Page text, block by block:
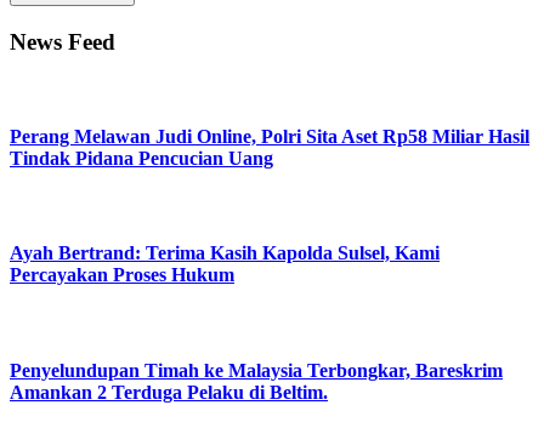
News Feed
Perang Melawan Judi Online, Polri Sita Aset Rp58 Miliar Hasil
Tindak Pidana Pencucian Uang
Ayah Bertrand: Terima Kasih Kapolda Sulsel, Kami
Percayakan Proses Hukum
Penyelundupan Timah ke Malaysia Terbongkar, Bareskrim
Amankan 2 Terduga Pelaku di Beltim.